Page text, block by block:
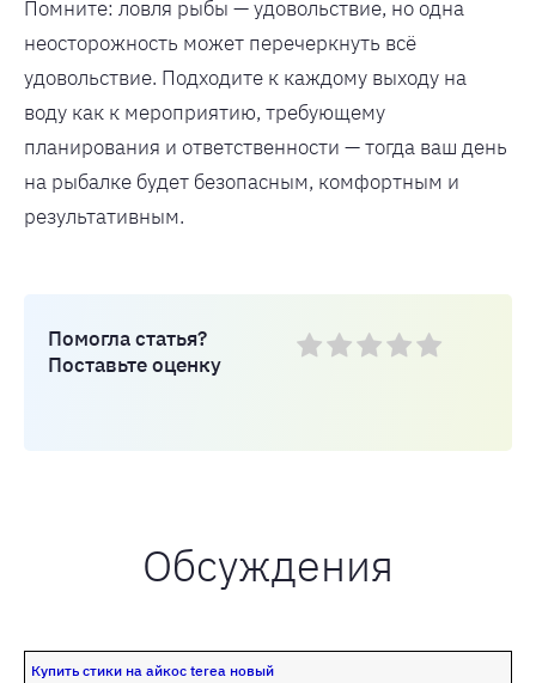
Помните: ловля рыбы — удовольствие, но одна
неосторожность может перечеркнуть всё
удовольствие. Подходите к каждому выходу на
воду как к мероприятию, требующему
планирования и ответственности — тогда ваш день
на рыбалке будет безопасным, комфортным и
результативным.
Помогла статья?
Поставьте оценку
Обсуждения
Купить стики на айкос terea новый